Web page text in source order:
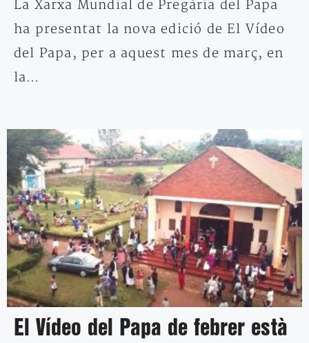
La Xarxa Mundial de Pregària del Papa
ha presentat la nova edició de El Vídeo
del Papa, per a aquest mes de març, en
la…
El Vídeo del Papa de febrer està